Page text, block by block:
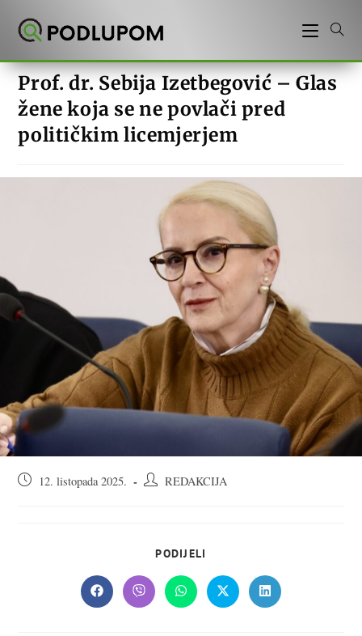
Prof. dr. Sebija Izetbegović – Glas
žene koja se ne povlači pred
političkim licemjerjem
Objava12. listopada 2025.
AutorREDAKCIJA
PODIJELI
CONTENT
Opens
in
Opens
in
Opens
in
Opens
in
Opens
in